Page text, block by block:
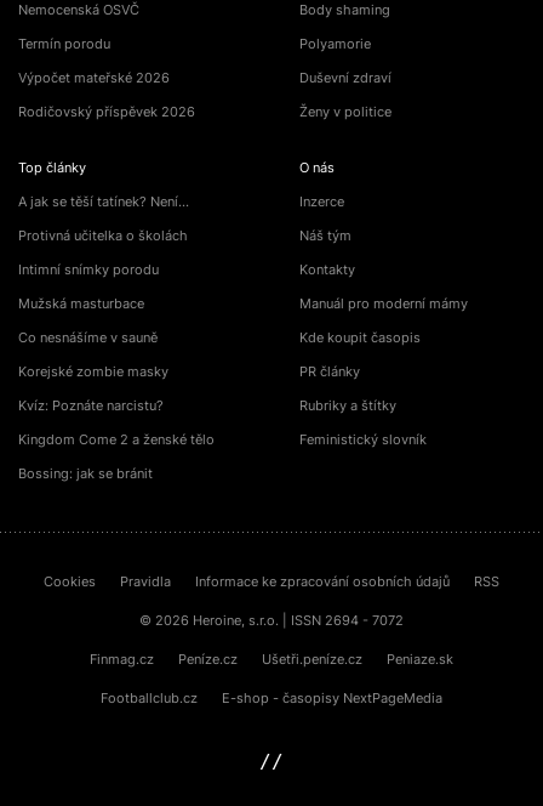
Nemocenská OSVČ
Termín porodu
Výpočet mateřské 2026
Rodičovský příspěvek 2026
Top články
A jak se těší tatínek? Není…
Protivná učitelka o školách
Intimní snímky porodu
Mužská masturbace
Co nesnášíme v sauně
Korejské zombie masky
Kvíz: Poznáte narcistu?
Kingdom Come 2 a ženské tělo
Bossing: jak se bránit
Body shaming
Polyamorie
Duševní zdraví
Ženy v politice
O nás
Inzerce
Náš tým
Kontakty
Manuál pro moderní mámy
Kde koupit časopis
PR články
Rubriky a štítky
Feministický slovník
Cookies Pravidla Informace ke zpracování osobních údajů RSS
© 2026 Heroine, s.r.o. | ISSN 2694 - 7072
Finmag.cz Peníze.cz Ušetři.peníze.cz Peniaze.sk
Footballclub.cz E-shop - časopisy NextPageMedia